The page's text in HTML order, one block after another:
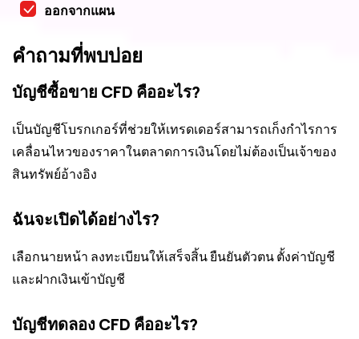
ออกจากแผน
คำถามที่พบบ่อย
บัญชีซื้อขาย CFD คืออะไร?
เป็นบัญชีโบรกเกอร์ที่ช่วยให้เทรดเดอร์สามารถเก็งกำไรการ
เคลื่อนไหวของราคาในตลาดการเงินโดยไม่ต้องเป็นเจ้าของ
สินทรัพย์อ้างอิง
ฉันจะเปิดได้อย่างไร?
เลือกนายหน้า ลงทะเบียนให้เสร็จสิ้น ยืนยันตัวตน ตั้งค่าบัญชี
และฝากเงินเข้าบัญชี
บัญชีทดลอง CFD คืออะไร?